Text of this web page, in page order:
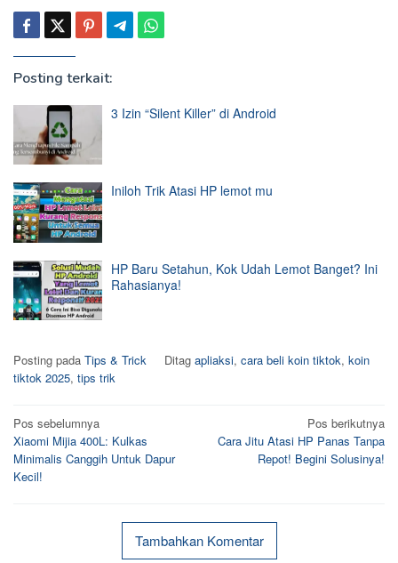
Posting terkait:
3 Izin “Silent Killer” di Android
Iniloh Trik Atasi HP lemot mu
HP Baru Setahun, Kok Udah Lemot Banget? Ini
Rahasianya!
Posting pada Tips & Trick Ditag apliaksi, cara beli koin tiktok, koin
tiktok 2025, tips trik
Navigasi
pos
Pos sebelumnya
Xiaomi Mijia 400L: Kulkas
Minimalis Canggih Untuk Dapur
Kecil!
Pos berikutnya
Cara Jitu Atasi HP Panas Tanpa
Repot! Begini Solusinya!
Tambahkan Komentar